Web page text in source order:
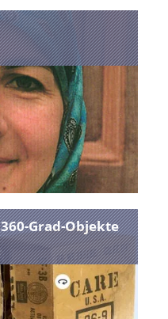
360-Grad-Objekte